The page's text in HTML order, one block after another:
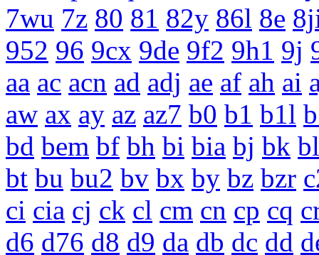
7wu 7z 80 81 82y 86l 8e
952 96 9cx 9de 9f2 9h1 9j
aa ac acn ad adj ae af ah ai
aw ax ay az az7 b0 b1 b1l
bd bem bf bh bi bia bj bk bl
bt bu bu2 bv bx by bz bzr
ci cia cj ck cl cm cn cp cq
d6 d76 d8 d9 da db dc dd